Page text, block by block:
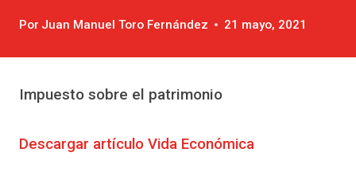
Por Juan Manuel Toro Fernández 21 mayo, 2021
Impuesto sobre el patrimonio
Descargar artículo Vida Económica